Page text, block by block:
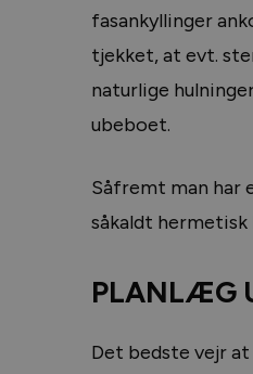
fasankyllinger
tjekket, at evt.
naturlige
ubeboet.
Såfremt man har
såkaldt hermetisk
PLANLÆG
Det bedste vejr